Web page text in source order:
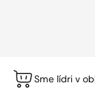
Sme lídri v